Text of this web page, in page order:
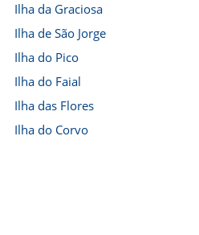
Ilha da Graciosa
Ilha de São Jorge
Ilha do Pico
Ilha do Faial
Ilha das Flores
Ilha do Corvo